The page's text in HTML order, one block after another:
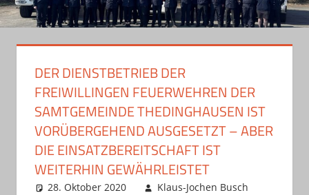
DER DIENSTBETRIEB DER
FREIWILLINGEN FEUERWEHREN DER
SAMTGEMEINDE THEDINGHAUSEN IST
VORÜBERGEHEND AUSGESETZT – ABER
DIE EINSATZBEREITSCHAFT IST
WEITERHIN GEWÄHRLEISTET
28. Oktober 2020
Klaus-Jochen Busch